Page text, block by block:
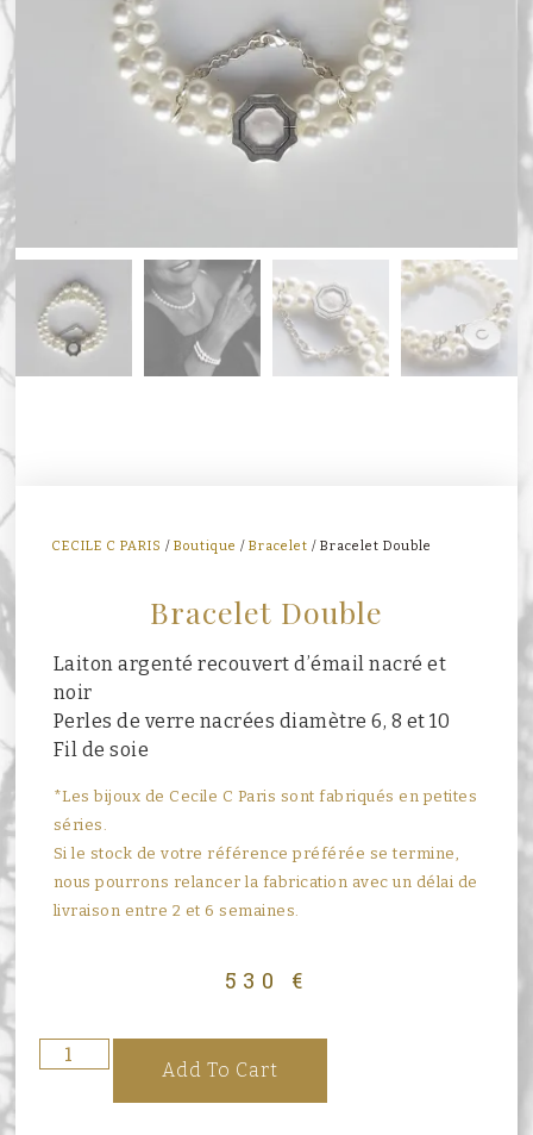
CECILE C PARIS /Boutique /Bracelet / Bracelet Double
Bracelet Double
Laiton argenté recouvert d’émail nacré et
noir
Perles de verre nacrées diamètre 6, 8 et 10
Fil de soie
*Les bijoux de Cecile C Paris sont fabriqués en petites
séries.
Si le stock de votre référence préférée se termine,
nous pourrons relancer la fabrication avec un délai de
livraison entre 2 et 6 semaines.
530 €
Add To Cart